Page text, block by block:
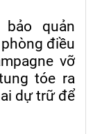
bảo quản
điều
vỡ
tóe ra
dự trữ để